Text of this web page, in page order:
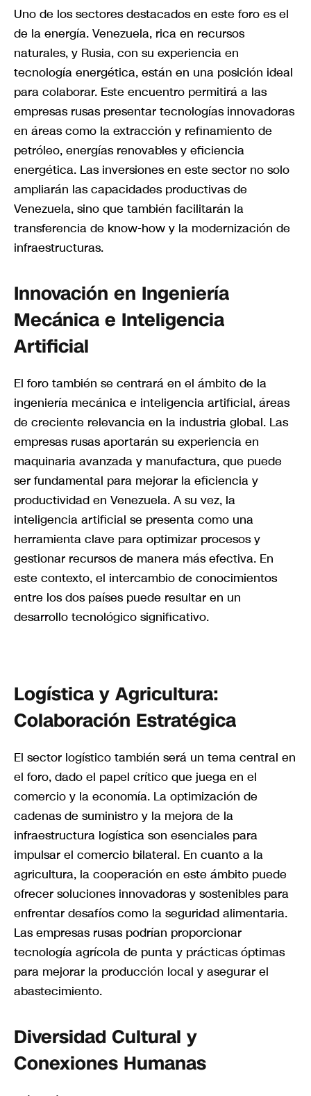
Uno de los sectores destacados en este foro es el
de la energía. Venezuela, rica en recursos
naturales, y Rusia, con su experiencia en
tecnología energética, están en una posición ideal
para colaborar. Este encuentro permitirá a las
empresas rusas presentar tecnologías innovadoras
en áreas como la extracción y refinamiento de
petróleo, energías renovables y eficiencia
energética. Las inversiones en este sector no solo
ampliarán las capacidades productivas de
Venezuela, sino que también facilitarán la
transferencia de know-how y la modernización de
infraestructuras.
Innovación en Ingeniería
Mecánica e Inteligencia
Artificial
El foro también se centrará en el ámbito de la
ingeniería mecánica e inteligencia artificial, áreas
de creciente relevancia en la industria global. Las
empresas rusas aportarán su experiencia en
maquinaria avanzada y manufactura, que puede
ser fundamental para mejorar la eficiencia y
productividad en Venezuela. A su vez, la
inteligencia artificial se presenta como una
herramienta clave para optimizar procesos y
gestionar recursos de manera más efectiva. En
este contexto, el intercambio de conocimientos
entre los dos países puede resultar en un
desarrollo tecnológico significativo.
Logística y Agricultura:
Colaboración Estratégica
El sector logístico también será un tema central en
el foro, dado el papel crítico que juega en el
comercio y la economía. La optimización de
cadenas de suministro y la mejora de la
infraestructura logística son esenciales para
impulsar el comercio bilateral. En cuanto a la
agricultura, la cooperación en este ámbito puede
ofrecer soluciones innovadoras y sostenibles para
enfrentar desafíos como la seguridad alimentaria.
Las empresas rusas podrían proporcionar
tecnología agrícola de punta y prácticas óptimas
para mejorar la producción local y asegurar el
abastecimiento.
Diversidad Cultural y
Conexiones Humanas